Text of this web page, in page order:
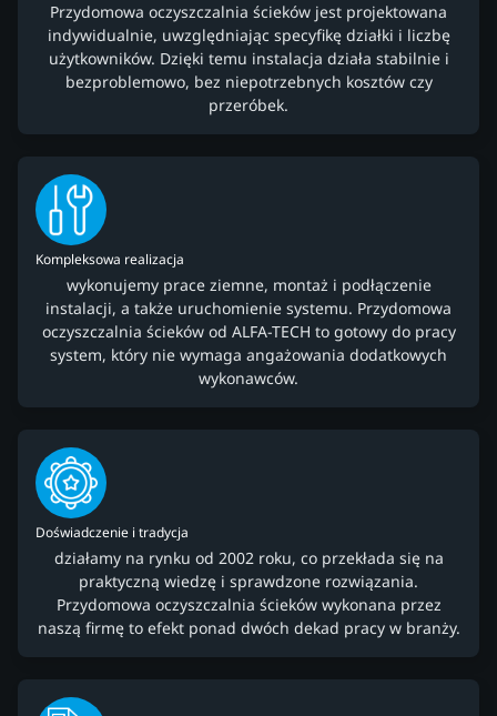
Przydomowa oczyszczalnia ścieków jest projektowana
indywidualnie, uwzględniając specyfikę działki i liczbę
użytkowników. Dzięki temu instalacja działa stabilnie i
bezproblemowo, bez niepotrzebnych kosztów czy
przeróbek.
Kompleksowa realizacja
wykonujemy prace ziemne, montaż i podłączenie
instalacji, a także uruchomienie systemu. Przydomowa
oczyszczalnia ścieków od ALFA-TECH to gotowy do pracy
system, który nie wymaga angażowania dodatkowych
wykonawców.
Doświadczenie i tradycja
działamy na rynku od 2002 roku, co przekłada się na
praktyczną wiedzę i sprawdzone rozwiązania.
Przydomowa oczyszczalnia ścieków wykonana przez
naszą firmę to efekt ponad dwóch dekad pracy w branży.